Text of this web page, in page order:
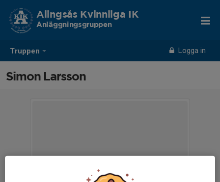
Truppen Logga in
Alingsås Kvinnliga IK
Anläggningsgruppen
Simon Larsson